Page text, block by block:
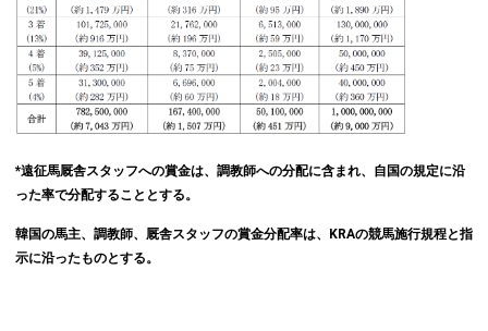
*遠征馬厩舎スタッフへの賞金は、調教師への分配に含まれ、自国の規定に沿
った率で分配することとする。
韓国の馬主、調教師、厩舎スタッフの賞金分配率は、KRAの競馬施行規程と指
示に沿ったものとする。